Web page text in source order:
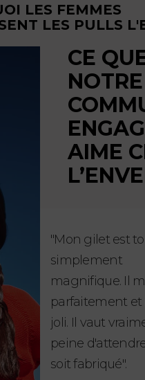
LES FEMMES
LES PULLS
CE
NOTRE
AIME
"Mon gilet est
simplement
magnifique. Il
parfaitement et
joli. Il vaut
peine
soit fabriqué".